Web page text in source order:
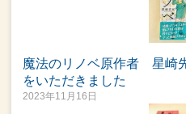
魔法のリノベ原作者 星崎
をいただきました
2023年11月16日